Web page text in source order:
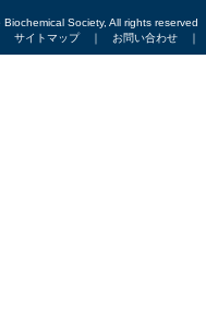
Society, All rights reserved
サイトマップ｜ お問い合わせ ｜